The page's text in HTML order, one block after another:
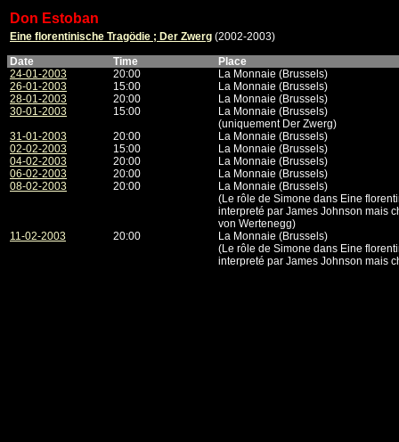
Don Estoban
Eine florentinische Tragödie ; Der Zwerg (2002-2003)
Date
Time
Place
24-01-2003
20:00
La Monnaie (Brussels)
26-01-2003
15:00
La Monnaie (Brussels)
28-01-2003
20:00
La Monnaie (Brussels)
30-01-2003
15:00
La Monnaie (Brussels)
(uniquement Der Zwerg)
31-01-2003
20:00
La Monnaie (Brussels)
02-02-2003
15:00
La Monnaie (Brussels)
04-02-2003
20:00
La Monnaie (Brussels)
06-02-2003
20:00
La Monnaie (Brussels)
08-02-2003
20:00
La Monnaie (Brussels)
(Le rôle de Simone dans Eine
interpreté par James Johnson mais
von Wertenegg)
11-02-2003
20:00
La Monnaie (Brussels)
(Le rôle de Simone dans Eine
interpreté par James Johnson mais